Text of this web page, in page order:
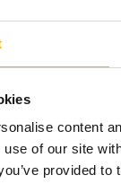
content
use of our site
provided
w kolorze
kolorze białym,
białym,